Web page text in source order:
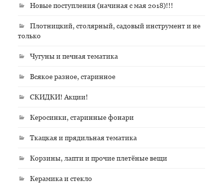
Новые поступления (начиная с мая 2018)!!!
Плотницкий, столярный, садовый инструмент и не
только
Чугуны и печная тематика
Всякое разное, старинное
СКИДКИ! Акции!
Керосинки, старинные фонари
Ткацкая и прядильная тематика
Корзины, лапти и прочие плетёные вещи
Керамика и стекло